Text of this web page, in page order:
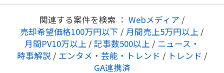
関連する案件を検索 ： Webメディア /
売却希望価格100万円以下 / 月間売上5万円以上 /
月間PV10万以上 / 記事数500以上 / ニュース・
時事解説 / エンタメ・芸能・トレンド / トレンド /
GA連携済